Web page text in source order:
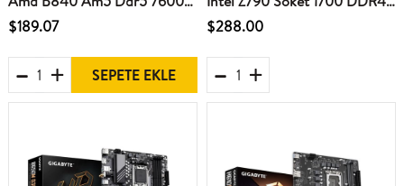
2Xdp Hdmı 3X M2 Usb3.2
$189.07
SEPETE EKLE
5333(OC)MHz ATX Gaming
$288.00